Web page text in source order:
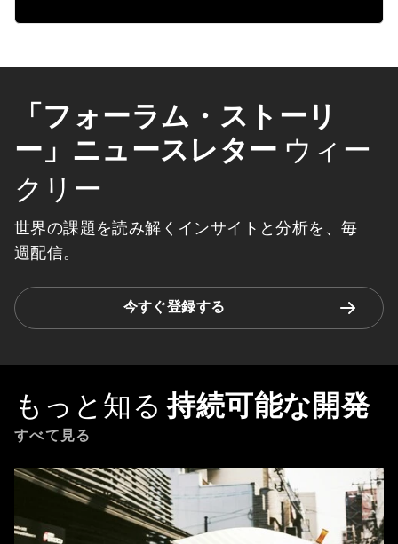
「フォーラム・ストーリ
ー」ニュースレター ウィー
クリー
世界の課題を読み解くインサイトと分析を、毎
週配信。
今すぐ登録する
もっと知る 持続可能な開発
すべて見る